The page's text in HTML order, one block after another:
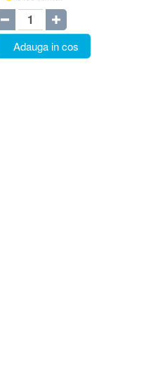
Adauga in cos